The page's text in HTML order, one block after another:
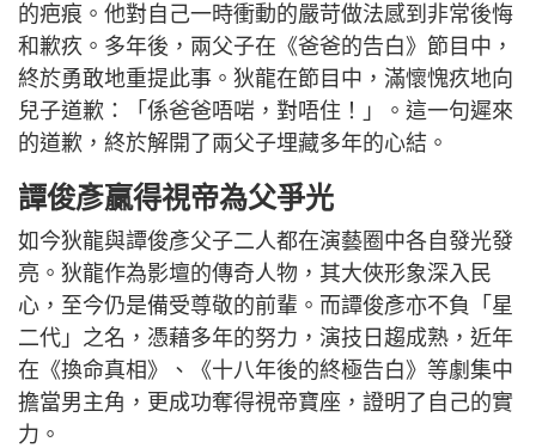
的疤痕。他對自己一時衝動的嚴苛做法感到非常後悔
和歉疚。多年後，兩父子在《爸爸的告白》節目中，
終於勇敢地重提此事。狄龍在節目中，滿懷愧疚地向
兒子道歉：「係爸爸唔啱，對唔住！」。這一句遲來
的道歉，終於解開了兩父子埋藏多年的心結。
譚俊彥贏得視帝為父爭光
如今狄龍與譚俊彥父子二人都在演藝圈中各自發光發
亮。狄龍作為影壇的傳奇人物，其大俠形象深入民
心，至今仍是備受尊敬的前輩。而譚俊彥亦不負「星
二代」之名，憑藉多年的努力，演技日趨成熟，近年
在《換命真相》、《十八年後的終極告白》等劇集中
擔當男主角，更成功奪得視帝寶座，證明了自己的實
力。